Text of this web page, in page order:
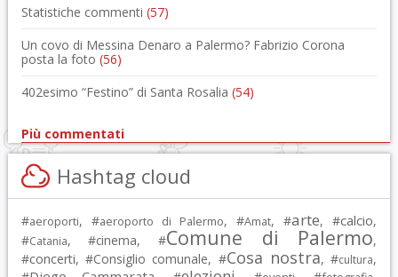
Statistiche commenti (57)
Un covo di Messina Denaro a Palermo? Fabrizio Corona
posta la foto (56)
402esimo “Festino” di Santa Rosalia (54)
Più commentati
Hashtag cloud
#aeroporti, #aeroporto di Palermo, #Amat, #arte, #calcio,
#Catania, #cinema, #Comune di Palermo,
#concerti, #Consiglio comunale, #Cosa nostra, #cultura,